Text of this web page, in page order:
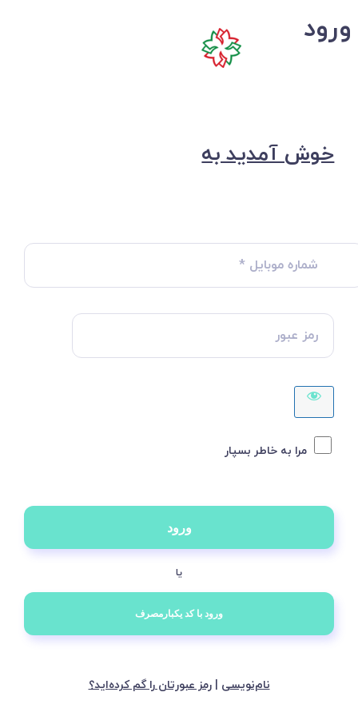
ورود
خوش آمدید به
شماره موبایل *
رمز عبور
مرا به خاطر بسپار
یا
نام‌نویسی |رمز عبورتان را گم کرده‌اید؟